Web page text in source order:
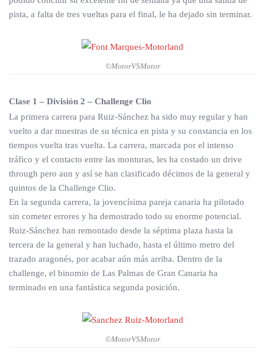
pista, a falta de tres vueltas para el final, le ha dejado sin terminar.
©MotorVSMotor
Clase 1 – División 2 – Challenge Clio
La primera carrera para Ruiz-Sánchez ha sido muy regular y han
vuelto a dar muestras de su técnica en pista y su constancia en los
tiempos vuelta tras vuelta. La carrera, marcada por el intenso
tráfico y el contacto entre las monturas, les ha costado un drive
through pero aun y así se han clasificado décimos de la general y
quintos de la Challenge Clio.
En la segunda carrera, la jovencísima pareja canaria ha pilotado
sin cometer errores y ha demostrado todo su enorme potencial.
Ruiz-Sánchez han remontado desde la séptima plaza hasta la
tercera de la general y han luchado, hasta el último metro del
trazado aragonés, por acabar aún más arriba. Dentro de la
challenge, el binomio de Las Palmas de Gran Canaria ha
terminado en una fantástica segunda posición.
©MotorVSMotor